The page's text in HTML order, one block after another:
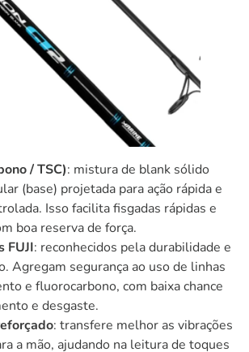
/ TSC): mistura de blank sólido
(base) projetada para ação rápida e
Isso facilita fisgadas rápidas e
boa reserva de força.
FUJI: reconhecidos pela durabilidade e
Agregam segurança ao uso de linhas
e fluorocarbono, com baixa chance
e desgaste.
: transfere melhor as vibrações
a mão, ajudando na leitura de toques